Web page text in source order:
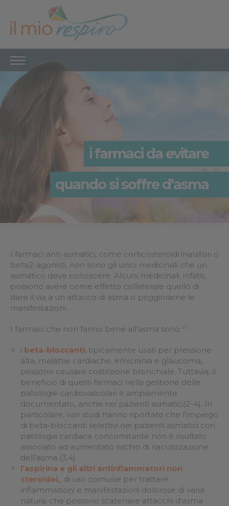
i farmaci da evitare
quando si soffre d’asma
I farmaci anti-asmatici, come corticosteroidi inalatori o
beta2-agonisti, non sono gli unici medicinali che un
asmatico deve conoscere. Alcuni medicinali, infatti,
possono avere come effetto collaterale quello di
dare il via a un attacco di asma o peggiorarne le
manifestazioni.
I farmaci che non fanno bene all'asma sono (1) :
i beta-bloccanti, tipicamente usati per pressione
alta, malattie cardiache, emicrania e glaucoma,
possono causare costrizione bronchiale. Tuttavia, il
beneficio di questi farmaci nella gestione delle
patologie cardiovascolari è ampiamente
documentato, anche nei pazienti asmatici(2-4). In
particolare, vari studi hanno riportato che l’impiego
di beta-bloccanti selettivi nei pazienti asmatici con
patologia cardiaca concomitante non è risultato
associato ad aumentato rischio di riacutizzazione
dell’asma (3,4)
l’aspirina e gli altri antinfiammatori non
steroidei,, di uso comune per trattare
infiammazioni e manifestazioni dolorose di varia
natura, che possono scatenare attacchi d'asma